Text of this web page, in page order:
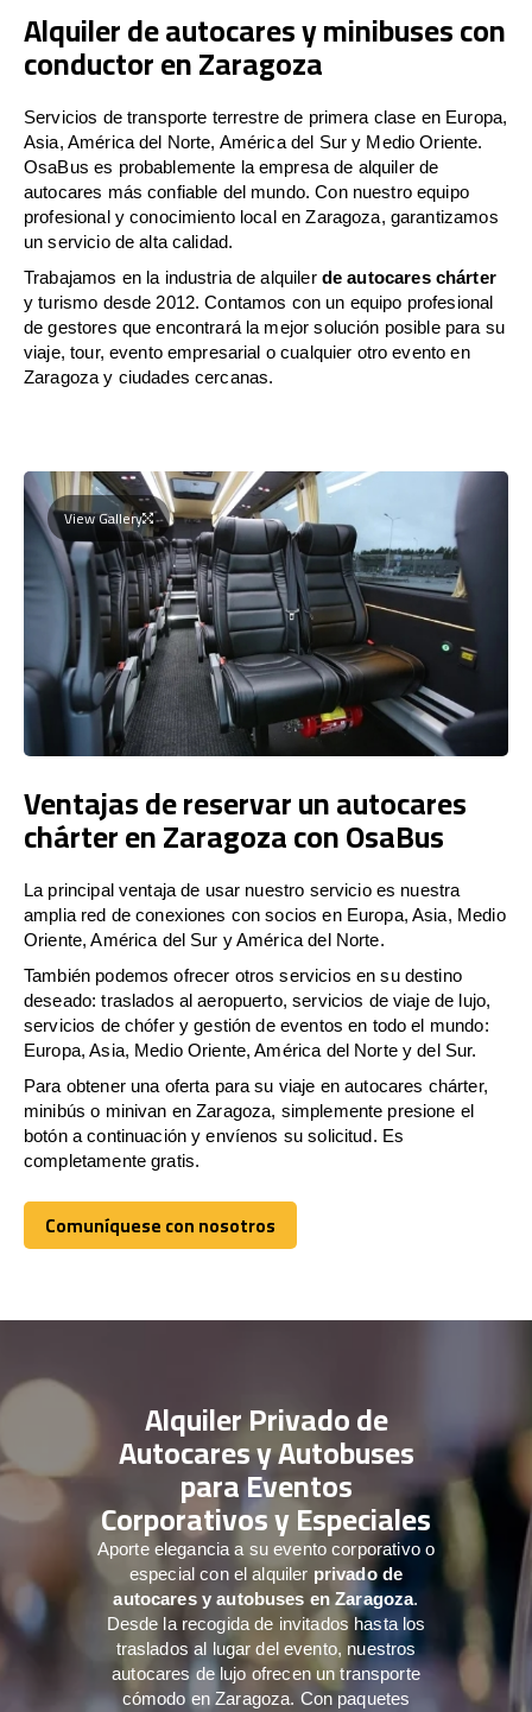
Alquiler de autocares y minibuses con
conductor en Zaragoza
Servicios de transporte terrestre de primera clase en Europa,
Asia, América del Norte, América del Sur y Medio Oriente.
OsaBus es probablemente la empresa de alquiler de
autocares más confiable del mundo. Con nuestro equipo
profesional y conocimiento local en Zaragoza, garantizamos
un servicio de alta calidad.
Trabajamos en la industria de alquiler de autocares chárter
y turismo desde 2012. Contamos con un equipo profesional
de gestores que encontrará la mejor solución posible para su
viaje, tour, evento empresarial o cualquier otro evento en
Zaragoza y ciudades cercanas.
View Gallery
Ventajas de reservar un autocares
chárter en Zaragoza con OsaBus
La principal ventaja de usar nuestro servicio es nuestra
amplia red de conexiones con socios en Europa, Asia, Medio
Oriente, América del Sur y América del Norte.
También podemos ofrecer otros servicios en su destino
deseado: traslados al aeropuerto, servicios de viaje de lujo,
servicios de chófer y gestión de eventos en todo el mundo:
Europa, Asia, Medio Oriente, América del Norte y del Sur.
Para obtener una oferta para su viaje en autocares chárter,
minibús o minivan en Zaragoza, simplemente presione el
botón a continuación y envíenos su solicitud. Es
completamente gratis.
Comuníquese con nosotros
Comuníquese con nosotros
Alquiler Privado de
Autocares y Autobuses
para Eventos
Corporativos y Especiales
Aporte elegancia a su evento corporativo o
especial con el alquiler privado de
autocares y autobuses en Zaragoza.
Desde la recogida de invitados hasta los
traslados al lugar del evento, nuestros
autocares de lujo ofrecen un transporte
cómodo en Zaragoza. Con paquetes